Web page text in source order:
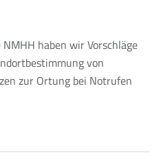
NMHH haben wir Vorschläge
von
zur Ortung bei Notrufen